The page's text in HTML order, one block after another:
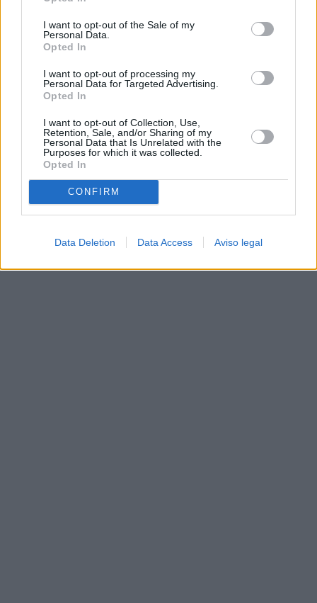
cualquier momento entrando de nuevo en este sitio web o
visitando nuestra política de privacidad.
I want to opt-out of the Sale of my
Personal Data.
Opted In
I want to opt-out of processing my
Personal Data for Targeted Advertising.
Opted In
I want to opt-out of Collection, Use,
Retention, Sale, and/or Sharing of my
Personal Data that Is Unrelated with the
Purposes for which it was collected.
Opted In
CONFIRM
Data Deletion Data Access Aviso legal